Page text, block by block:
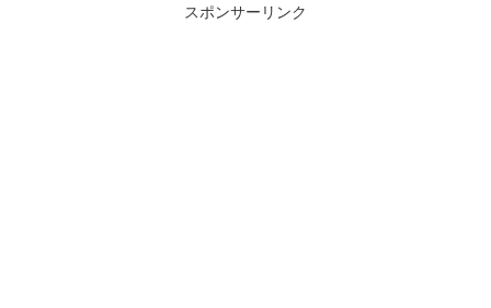
スポンサーリンク